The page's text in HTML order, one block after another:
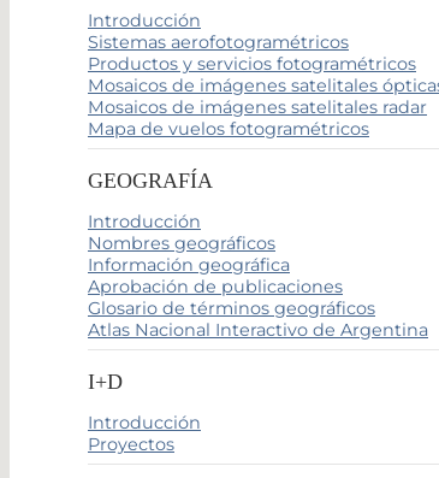
Introducción
Sistemas aerofotogramétricos
Productos y servicios fotogramétricos
Mosaicos de imágenes satelitales
Mosaicos de imágenes satelitales radar
Mapa de vuelos fotogramétricos
GEOGRAFÍA
Introducción
Nombres geográficos
Información geográfica
Aprobación de publicaciones
Glosario de términos geográficos
Atlas Nacional Interactivo de Argentina
I+D
Introducción
Proyectos